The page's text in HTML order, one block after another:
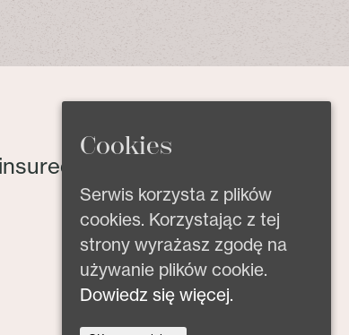
Cookies
Serwis korzysta z plików
cookies. Korzystając z tej
strony wyrażasz zgodę na
używanie plików cookie.
Dowiedz się więcej.